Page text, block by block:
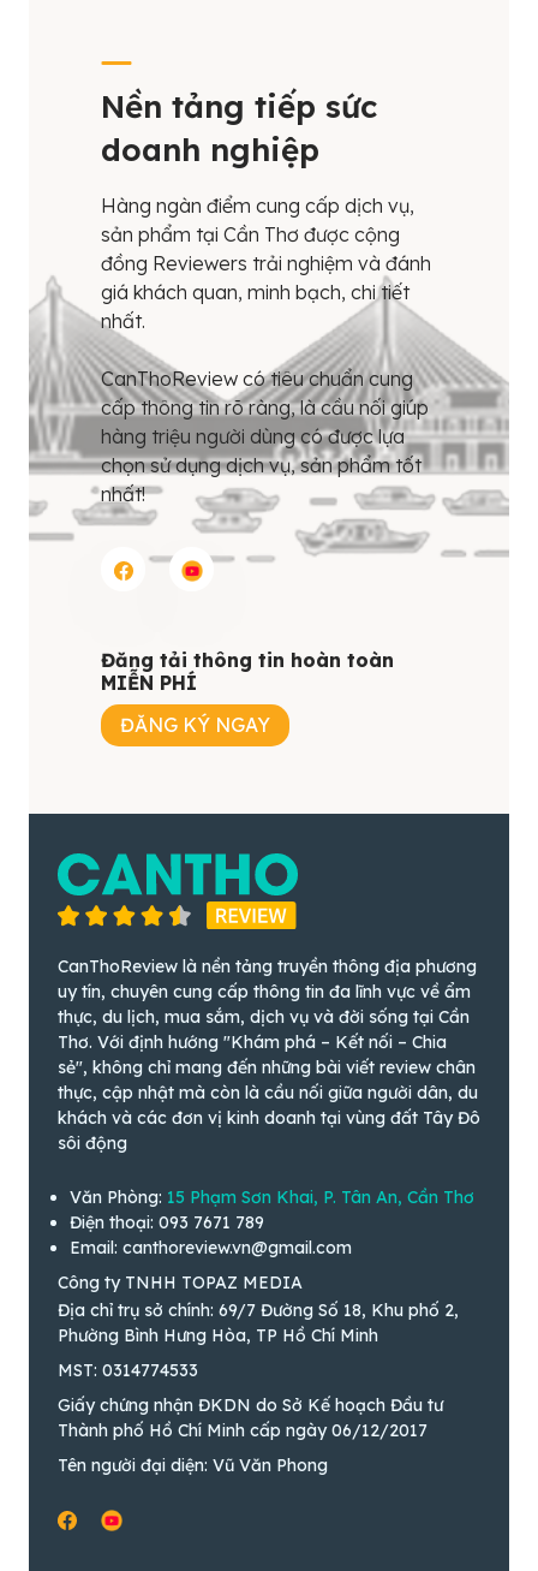
Nền tảng tiếp sức
doanh nghiệp
Hàng ngàn điểm cung cấp dịch vụ,
sản phẩm tại Cần Thơ được cộng
đồng Reviewers trải nghiệm và đánh
giá khách quan, minh bạch, chi tiết
nhất.
CanThoReview có tiêu chuẩn cung
cấp thông tin rõ ràng, là cầu nối giúp
hàng triệu người dùng có được lựa
chọn sử dụng dịch vụ, sản phẩm tốt
nhất!
Đăng tải thông tin hoàn toàn
MIỄN PHÍ
ĐĂNG KÝ NGAY
CanThoReview là nền tảng truyền thông địa phương
uy tín, chuyên cung cấp thông tin đa lĩnh vực về ẩm
thực, du lịch, mua sắm, dịch vụ và đời sống tại Cần
Thơ. Với định hướng "Khám phá – Kết nối – Chia
sẻ", không chỉ mang đến những bài viết review chân
thực, cập nhật mà còn là cầu nối giữa người dân, du
khách và các đơn vị kinh doanh tại vùng đất Tây Đô
sôi động
Văn Phòng: 15 Phạm Sơn Khai, P. Tân An, Cần Thơ
Điện thoại: 093 7671 789
Email: canthoreview.vn@gmail.com
Công ty TNHH TOPAZ MEDIA
Địa chỉ trụ sở chính: 69/7 Đường Số 18, Khu phố 2,
Phường Bình Hưng Hòa, TP Hồ Chí Minh
MST: 0314774533
Giấy chứng nhận ĐKDN do Sở Kế hoạch Đầu tư
Thành phố Hồ Chí Minh cấp ngày 06/12/2017
Tên người đại diện: Vũ Văn Phong